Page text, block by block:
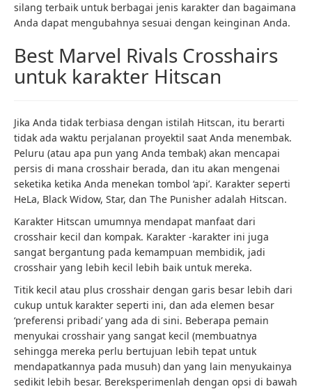
silang terbaik untuk berbagai jenis karakter dan bagaimana
Anda dapat mengubahnya sesuai dengan keinginan Anda.
Best Marvel Rivals Crosshairs
untuk karakter Hitscan
Jika Anda tidak terbiasa dengan istilah Hitscan, itu berarti
tidak ada waktu perjalanan proyektil saat Anda menembak.
Peluru (atau apa pun yang Anda tembak) akan mencapai
persis di mana crosshair berada, dan itu akan mengenai
seketika ketika Anda menekan tombol ‘api’. Karakter seperti
HeLa, Black Widow, Star, dan The Punisher adalah Hitscan.
Karakter Hitscan umumnya mendapat manfaat dari
crosshair kecil dan kompak. Karakter -karakter ini juga
sangat bergantung pada kemampuan membidik, jadi
crosshair yang lebih kecil lebih baik untuk mereka.
Titik kecil atau plus crosshair dengan garis besar lebih dari
cukup untuk karakter seperti ini, dan ada elemen besar
‘preferensi pribadi’ yang ada di sini. Beberapa pemain
menyukai crosshair yang sangat kecil (membuatnya
sehingga mereka perlu bertujuan lebih tepat untuk
mendapatkannya pada musuh) dan yang lain menyukainya
sedikit lebih besar. Bereksperimenlah dengan opsi di bawah